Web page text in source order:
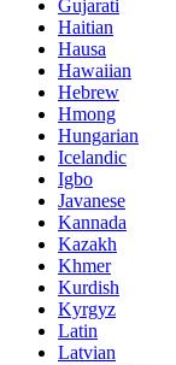
Gujarati
Haitian
Hausa
Hawaiian
Hebrew
Hmong
Hungarian
Icelandic
Igbo
Javanese
Kannada
Kazakh
Khmer
Kurdish
Kyrgyz
Latin
Latvian